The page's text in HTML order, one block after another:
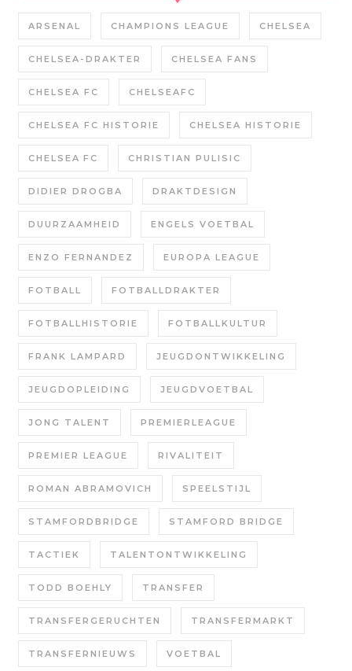
ARSENAL CHAMPIONS LEAGUE CHELSEA
CHELSEA-DRAKTER CHELSEA FANS
CHELSEA FC CHELSEAFC
CHELSEA FC HISTORIE CHELSEA HISTORIE
CHELSEA FC CHRISTIAN PULISIC
DIDIER DROGBA DRAKTDESIGN
DUURZAAMHEID ENGELS VOETBAL
ENZO FERNANDEZ EUROPA LEAGUE
FOTBALL FOTBALLDRAKTER
FOTBALLHISTORIE FOTBALLKULTUR
FRANK LAMPARD JEUGDONTWIKKELING
JEUGDOPLEIDING JEUGDVOETBAL
JONG TALENT PREMIERLEAGUE
PREMIER LEAGUE RIVALITEIT
ROMAN ABRAMOVICH SPEELSTIJL
STAMFORDBRIDGE STAMFORD BRIDGE
TACTIEK TALENTONTWIKKELING
TODD BOEHLY TRANSFER
TRANSFERGERUCHTEN TRANSFERMARKT
TRANSFERNIEUWS VOETBAL